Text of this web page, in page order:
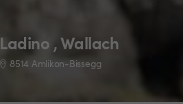
Ladino , Wallach
8514 Amlikon-Bissegg